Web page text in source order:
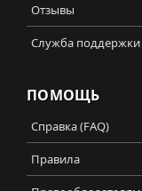
Отзывы
Служба поддержки
ПОМОЩЬ
Справка (FAQ)
Правила